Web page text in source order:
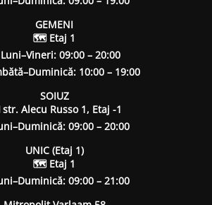
GEMENI
🗺 Etaj 1
09:00 – 20:00
10:00 – 19:00
SOIUZ
Alecu Russo 1, Etaj -1
09:00 – 20:00
UNIC (Etaj 1)
🗺 Etaj 1
09:00 – 21:00